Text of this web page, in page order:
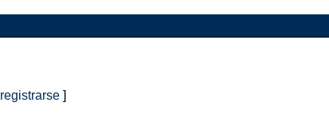
registrarse]